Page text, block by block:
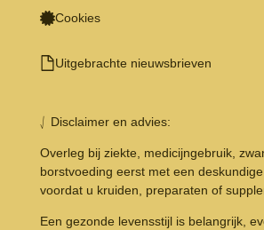
Cookies
Uitgebrachte nieuwsbrieven
⎷ Disclaimer en advies:
Overleg bij ziekte, medicijngebruik,
borstvoeding eerst met een
voordat u kruiden, preparaten of
Een gezonde levensstijl is belangrijk,